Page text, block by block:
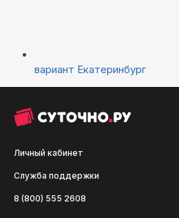
вариант Екатеринбург
Личный кабинет
Служба поддержки
8 (800) 555 2608